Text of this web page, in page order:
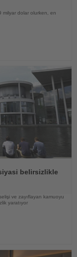
milyar dolar olurken, en
belirsizlikle
ve zayıflayan kamuoyu
yaratıyor